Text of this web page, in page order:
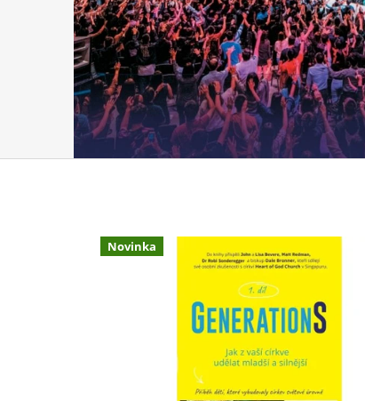
Novinka